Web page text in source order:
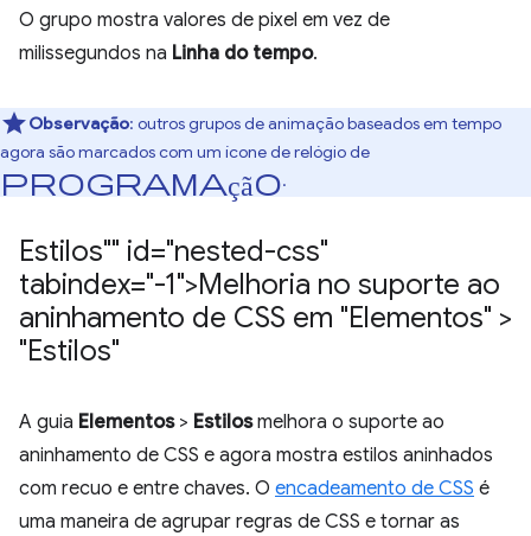
O grupo mostra valores de pixel em vez de
milissegundos na Linha do tempo.
Observação: outros grupos de animação baseados em tempo
agora são marcados com um ícone de relógio de
programação.
Estilos"" id="nested-css"
tabindex="-1">Melhoria no suporte ao
aninhamento de CSS em "Elementos" >
"Estilos"
A guia Elementos> Estilosmelhora o suporte ao
aninhamento de CSS e agora mostra estilos aninhados
com recuo e entre chaves. O encadeamento de CSS é
uma maneira de agrupar regras de CSS e tornar as